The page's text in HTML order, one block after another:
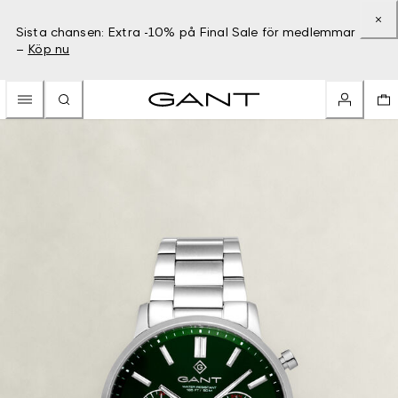
Sista chansen: Extra -10% på Final Sale för medlemmar
– Köp nu